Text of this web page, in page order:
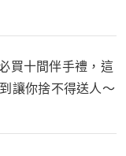
買十間伴手禮，這
讓你捨不得送人～